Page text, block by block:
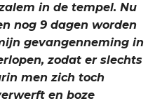
in de tempel. Nu
nog 9 dagen worden
gevangenneming in
zodat er slechts
men zich toch
en boze